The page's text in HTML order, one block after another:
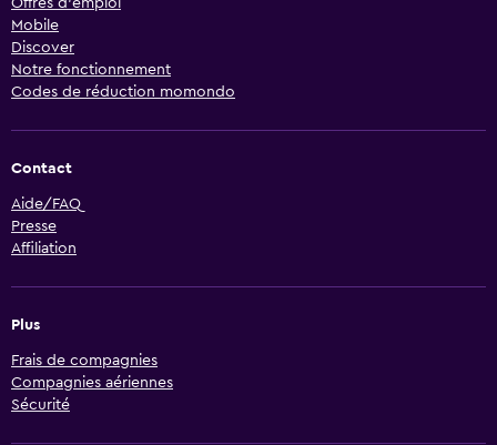
Offres d’emploi
Mobile
Discover
Notre fonctionnement
Codes de réduction momondo
Contact
Aide/FAQ
Presse
Affiliation
Plus
Frais de compagnies
Compagnies aériennes
Sécurité